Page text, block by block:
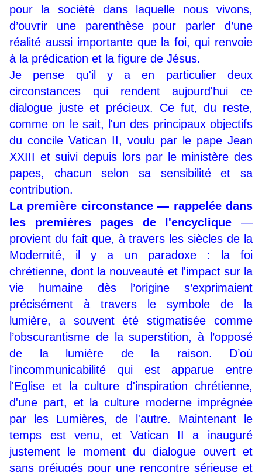
pour la société dans laquelle nous vivons,
d’ouvrir une parenthèse pour parler d’une
réalité aussi importante que la foi, qui renvoie
à la prédication et la figure de Jésus.
Je pense qu'il y a en particulier deux
circonstances qui rendent aujourd'hui ce
dialogue juste et précieux. Ce fut, du reste,
comme on le sait, l'un des principaux objectifs
du concile Vatican II, voulu par le pape Jean
XXIII et suivi depuis lors par le ministère des
papes, chacun selon sa sensibilité et sa
contribution.
La première circonstance — rappelée dans
les premières pages de l'encyclique —
provient du fait que, à travers les siècles de la
Modernité, il y a un paradoxe : la foi
chrétienne, dont la nouveauté et l'impact sur la
vie humaine dès l’origine s’exprimaient
précisément à travers le symbole de la
lumière, a souvent été stigmatisée comme
l’obscurantisme de la superstition, à l’opposé
de la lumière de la raison. D’où
l’incommunicabilité qui est apparue entre
l'Eglise et la culture d'inspiration chrétienne,
d'une part, et la culture moderne imprégnée
par les Lumières, de l'autre. Maintenant le
temps est venu, et Vatican II a inauguré
justement le moment du dialogue ouvert et
sans préjugés pour une rencontre sérieuse et